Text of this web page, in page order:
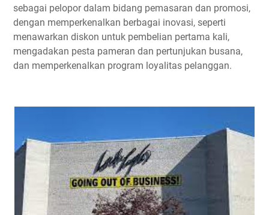
sebagai pelopor dalam bidang pemasaran dan promosi,
dengan memperkenalkan berbagai inovasi, seperti
menawarkan diskon untuk pembelian pertama kali,
mengadakan pesta pameran dan pertunjukan busana,
dan memperkenalkan program loyalitas pelanggan.